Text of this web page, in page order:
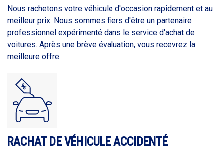
Nous rachetons votre véhicule d'occasion rapidement et au
meilleur prix. Nous sommes fiers d'être un partenaire
professionnel expérimenté dans le service d'achat de
voitures. Après une brève évaluation, vous recevrez la
meilleure offre.
RACHAT DE VÉHICULE ACCIDENTÉ